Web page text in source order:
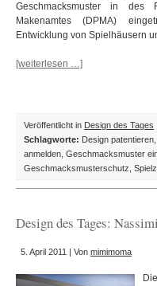
Geschmacksmuster in des
Makenamtes (DPMA)
Entwicklung von Spielhäusern
[weiterlesen …]
Veröffentlicht in Design des Tages
Schlagworte: Design patentieren
anmelden Geschmacksmuster
Geschmacksmusterschutz
Design des Tages:
5. April 2011 | Von mimimoma